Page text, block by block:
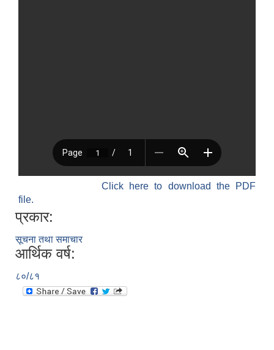
Click here to download the PDF
file.
प्रकार:
सूचना तथा समाचार
आर्थिक वर्ष:
८०/८१